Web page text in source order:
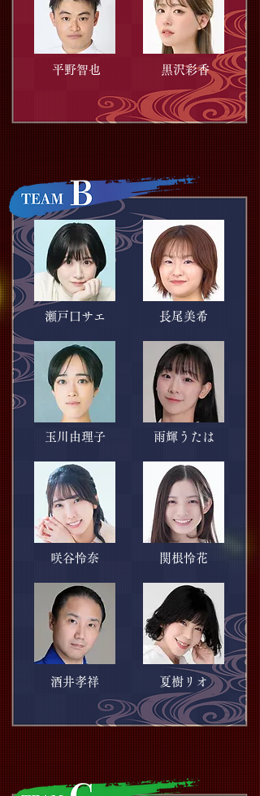
平野智也 黒沢彩香
瀬戸口サエ
玉川由理子
咲谷怜奈
酒井孝祥
長尾美希
雨輝うたは
関根怜花
夏樹リオ